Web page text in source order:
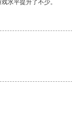
水平提升了不少。